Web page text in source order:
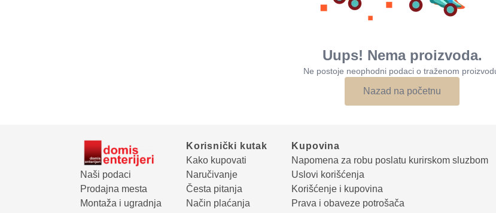
Uups! Nema proizvoda.
Ne postoje neophodni podaci o traženom
Nazad na početnu
Naši podaci
Prodajna mesta
Montaža i ugradnja
Korisnički kutak
Kako kupovati
Naručivanje
Česta pitanja
Način plaćanja
Kupovina
Napomena za robu poslatu kurirskom sluzbom
Uslovi korišćenja
Korišćenje i kupovina
Prava i obaveze potrošača